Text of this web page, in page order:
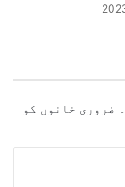
ضروری خانوں کو